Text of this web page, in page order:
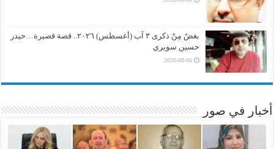
بغضُ مِنْ ذكرى ٣ آب (أغسطس) ٢٠٢٦.. قصة قصيرة…حيدر
حسين سويري
2026-08-06
أخبار في صور